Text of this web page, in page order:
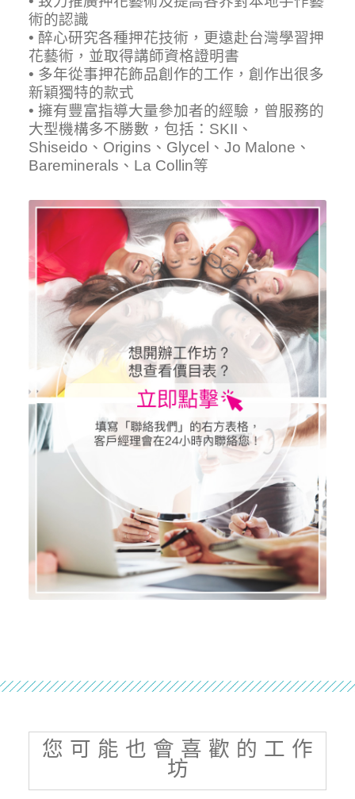
術的認識
• 醉心研究各種押花技術，更遠赴台灣學習押
花藝術，並取得講師資格證明書
• 多年從事押花飾品創作的工作，創作出很多
新穎獨特的款式
• 擁有豐富指導大量參加者的經驗，曾服務的
大型機構多不勝數，包括：SKII、
Shiseido、Origins、Glycel、Jo Malone、
Bareminerals、La Collin等
您 可 能 也 會 喜 歡 的 工 作
坊